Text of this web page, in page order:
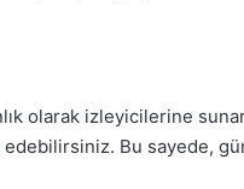
olarak izleyicilerine
Bu sayede,